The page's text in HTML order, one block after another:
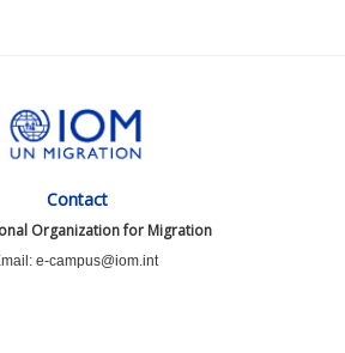
Contact
International Organization for Migration
Email: e-campus@iom.int